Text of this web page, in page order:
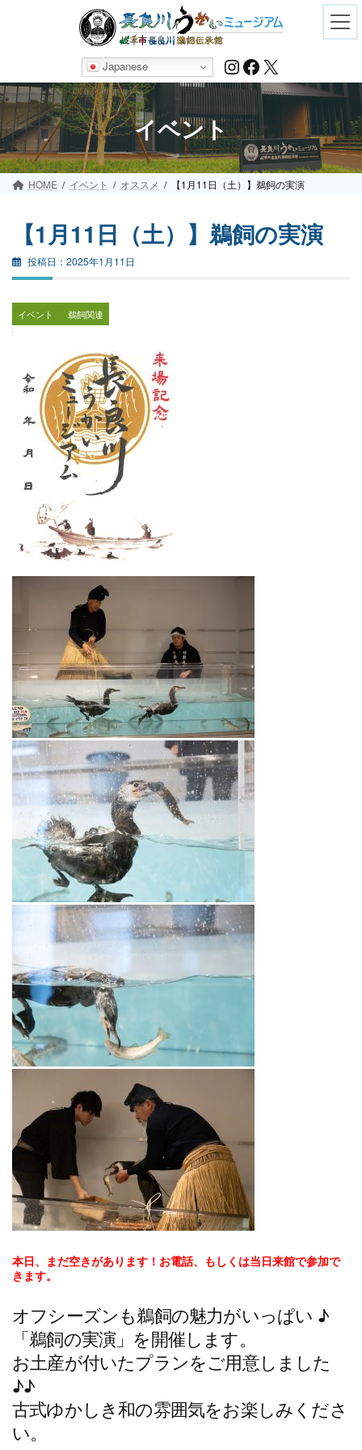
Japanese Instagram
Facebook
X
イベント
HOME イベント オススメ 【1月11日（土）】鵜飼の実演
【1月11日（土）】鵜飼の実演
2025年1月11日
イベント 鵜飼関連
本日、まだ空きがあります！お電話、もしくは当日来館で参加で
きます。
オフシーズンも鵜飼の魅力がいっぱい ♪
「鵜飼の実演」を開催します。
お土産が付いたプランをご用意しました
♪♪
古式ゆかしき和の雰囲気をお楽しみくださ
い。